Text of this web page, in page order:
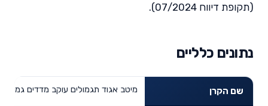
(תקופת דיווח 07/2024).
נתונים כלליים
שם הקרן מיטב אגוד תגמולים עוקב מדדים גמיש